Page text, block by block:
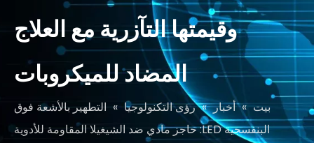
وقيمتها التآزرية مع العلاج
المضاد للميكروبات
بيت » أخبار » رؤى التكنولوجيا » التطهير بالأشعة فوق
البنفسجية LED: حاجز مادي ضد الشيغيلا المقاومة للأدوية